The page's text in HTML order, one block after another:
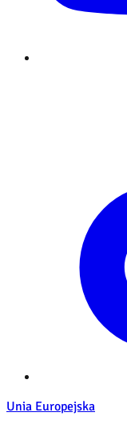
Unia Europejska